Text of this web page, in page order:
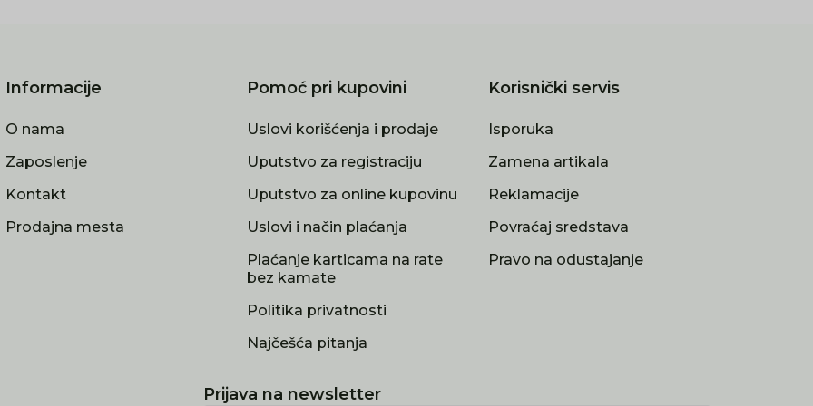
Informacije
O nama
Zaposlenje
Kontakt
Prodajna mesta
Pomoć pri kupovini
Uslovi korišćenja i prodaje
Uputstvo za registraciju
Uputstvo za online kupovinu
Uslovi i način plaćanja
Plaćanje karticama na rate
bez kamate
Politika privatnosti
Najčešća pitanja
Korisnički servis
Isporuka
Zamena artikala
Reklamacije
Povraćaj sredstava
Pravo na odustajanje
Prijava na newsletter